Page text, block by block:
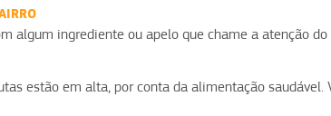
algum ingrediente ou apelo que chame a atenção do
estão em alta, por conta da alimentação saudável.